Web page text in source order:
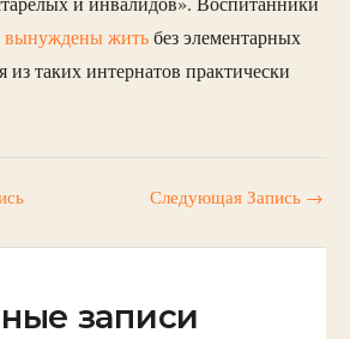
вынуждены житьбез элементарных
из таких интернатов практически
Следующая Запись →
записи